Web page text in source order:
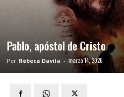
Pablo, apóstol de Cristo
Por Rebeca Davila - marzo 14, 2026